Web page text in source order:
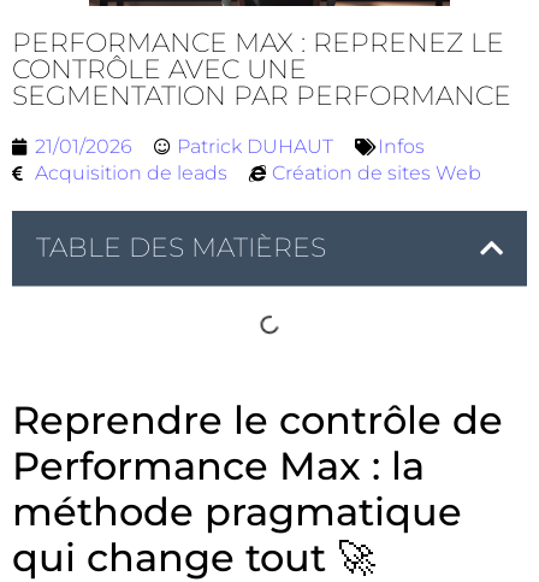
PERFORMANCE MAX : REPRENEZ LE
CONTRÔLE AVEC UNE
SEGMENTATION PAR PERFORMANCE
21/01/2026 Patrick DUHAUT
Infos
Acquisition de leads
Création de sites Web
TABLE DES MATIÈRES
Reprendre le contrôle de
Performance Max : la
méthode pragmatique
qui change tout 🚀